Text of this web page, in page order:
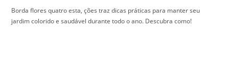
Borda flores quatro esta, ções traz dicas práticas para manter seu
jardim colorido e saudável durante todo o ano. Descubra como!